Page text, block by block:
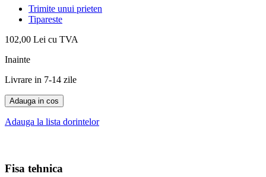
Trimite unui prieten
Tipareste
102,00 Lei cu TVA
Inainte
Livrare in 7-14 zile
Adauga in cos
Adauga la lista dorintelor
Fisa tehnica